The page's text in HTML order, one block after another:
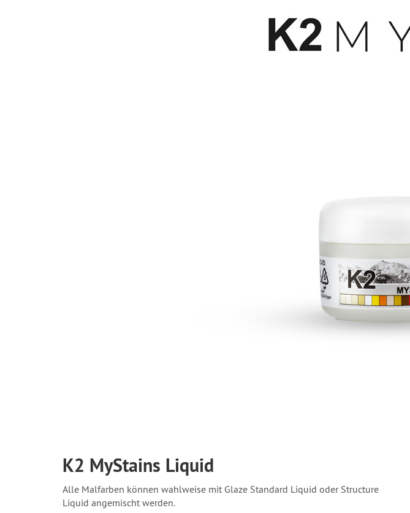
K2 MyStains Liquid
Alle Malfarben können wahlweise mit Glaze Standard Liquid oder Structure
Liquid angemischt werden.